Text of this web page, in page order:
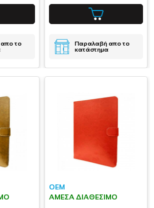
το
Παραλαβή απο το
κατάστημα
OEM
ΆΜΕΣΑ ΔΙΑΘΈΣΙΜΟ